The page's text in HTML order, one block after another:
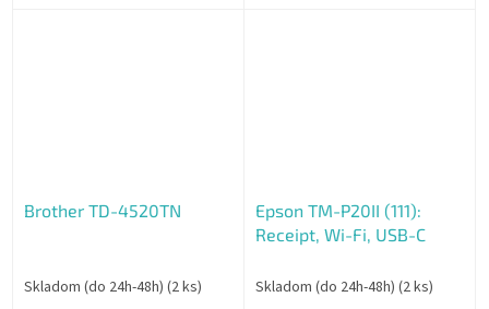
Brother TD-4520TN
Skladom (do 24h-48h) (2 ks)
Epson TM-P20II (111):
Receipt, Wi-Fi, USB-C
Skladom (do 24h-48h) (2 ks)